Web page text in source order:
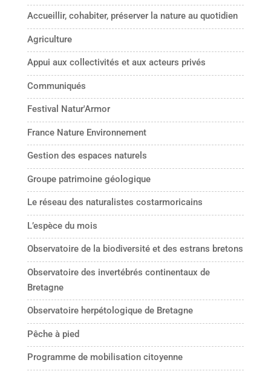
Accueillir, cohabiter, préserver la nature au quotidien
Agriculture
Appui aux collectivités et aux acteurs privés
Communiqués
Festival Natur'Armor
France Nature Environnement
Gestion des espaces naturels
Groupe patrimoine géologique
Le réseau des naturalistes costarmoricains
L’espèce du mois
Observatoire de la biodiversité et des estrans bretons
Observatoire des invertébrés continentaux de
Bretagne
Observatoire herpétologique de Bretagne
Pêche à pied
Programme de mobilisation citoyenne